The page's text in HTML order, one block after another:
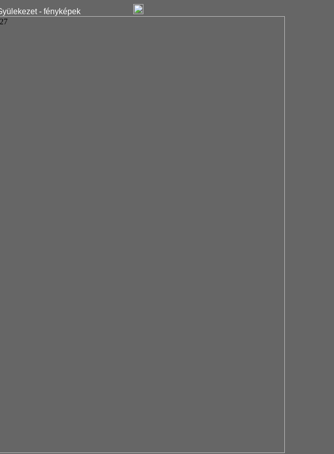
- fényképek